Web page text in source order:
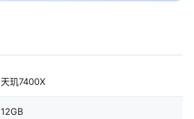
天玑7400X
12GB